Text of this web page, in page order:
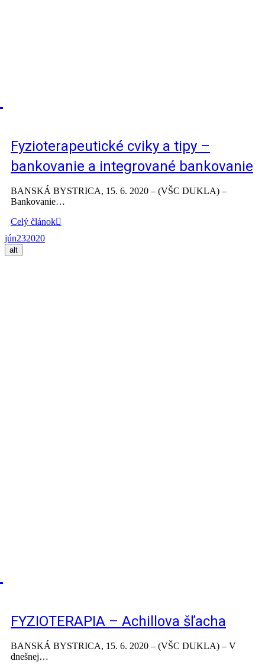
Fyzioterapeutické cviky a tipy –
bankovanie a integrované bankovanie
BANSKÁ BYSTRICA, 15. 6. 2020 – (VŠC DUKLA) –
Bankovanie…
Celý článok
jún232020
alt
FYZIOTERAPIA – Achillova šľacha
BANSKÁ BYSTRICA, 15. 6. 2020 – (VŠC DUKLA) – V
dnešnej…